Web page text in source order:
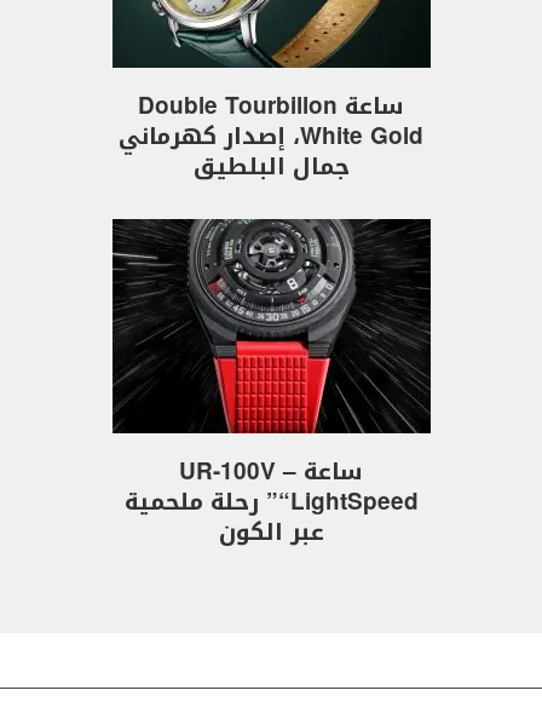
ساعة Double Tourbillon
White Gold، إصدار كهرماني
جمال البلطيق
ساعة UR-100V –
“LightSpeed” رحلة ملحمية
عبر الكون